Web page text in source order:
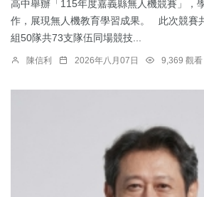
高中舉辦「115年度嘉義縣無人機競賽」，
作，展現無人機教育學習成果。 此次競賽
組50隊共73支隊伍同場競技...
陳信利 2026年八月07日 9,369 觀看